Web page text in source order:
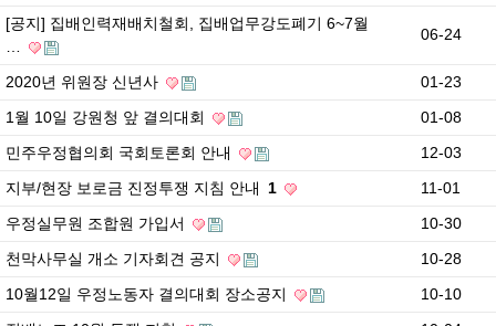
[공지] 집배인력재배치철회, 집배업무강도폐기 6~7월
06-24
2020년 위원장 신년사
01-23
1월 10일 강원청 앞 결의대회
01-08
민주우정협의회 국회토론회 안내
12-03
지부/현장 보로금 진정투쟁 지침 안내
1
11-01
우정실무원 조합원 가입서
10-30
천막사무실 개소 기자회견 공지
10-28
10월12일 우정노동자 결의대회 장소공지
10-10